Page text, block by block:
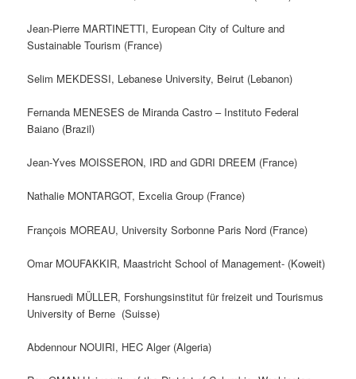
Jean-Pierre MARTINETTI, European City of Culture and
Sustainable Tourism (France)
Selim MEKDESSI, Lebanese University, Beirut (Lebanon)
Fernanda MENESES de Miranda Castro – Instituto Federal
Baiano (Brazil)
Jean‐Yves MOISSERON, IRD and GDRI DREEM (France)
Nathalie MONTARGOT, Excelia Group (France)
François MOREAU, University Sorbonne Paris Nord (France)
Omar MOUFAKKIR, Maastricht School of Management- (Koweit)
Hansruedi MÜLLER, Forshungsinstitut für freizeit und Tourismus
University of Berne (Suisse)
Abdennour NOUIRI, HEC Alger (Algeria)